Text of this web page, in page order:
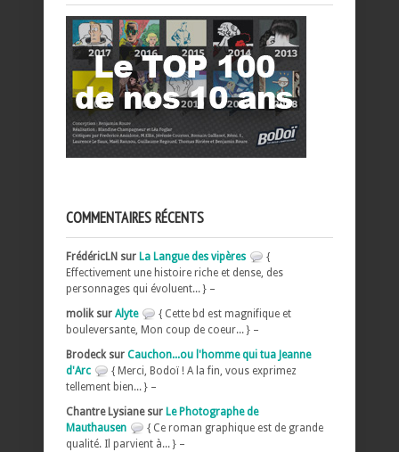
COMMENTAIRES RÉCENTS
FrédéricLN sur La Langue des vipères
{
Effectivement une histoire riche et dense, des
personnages qui évoluent... } –
molik sur Alyte
{ Cette bd est magnifique et
bouleversante, Mon coup de coeur... } –
Brodeck sur Cauchon...ou l'homme qui tua Jeanne
d'Arc
{ Merci, Bodoï ! A la fin, vous exprimez
tellement bien... } –
Chantre Lysiane sur Le Photographe de
Mauthausen
{ Ce roman graphique est de grande
qualité. Il parvient à... } –